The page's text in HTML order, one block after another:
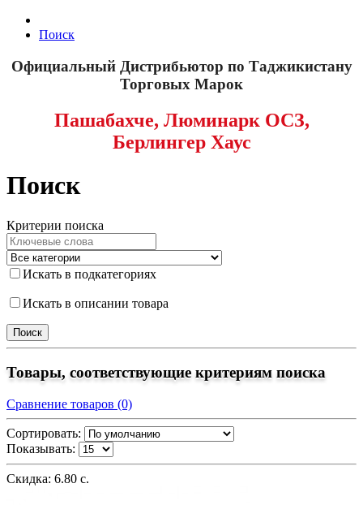
Поиск
Официальный Дистрибьютор по Таджикистану
Торговых Марок
Пашабахче, Люминарк ОСЗ,
Берлингер Хаус
Поиск
Критерии поиска
Искать в подкатегориях
Искать в описании товара
Товары, соответствующие критериям поиска
Сравнение товаров (0)
Сортировать:
Показывать:
Скидка: 6.80 с.